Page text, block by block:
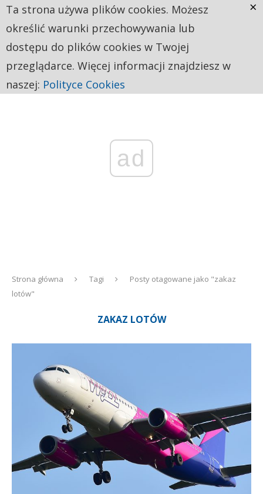
ad
Strona główna Tagi
Posty otagowane jako "zakaz
lotów"
ZAKAZ LOTÓW
Ta strona używa plików cookies. Możesz
określić warunki przechowywania lub
dostępu do plików cookies w Twojej
przeglądarce. Więcej informacji znajdziesz w
naszej: Polityce Cookies
×